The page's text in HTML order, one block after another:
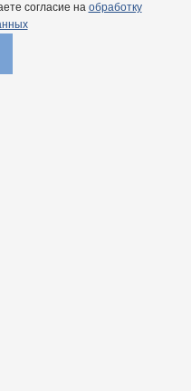
согласие на обработку